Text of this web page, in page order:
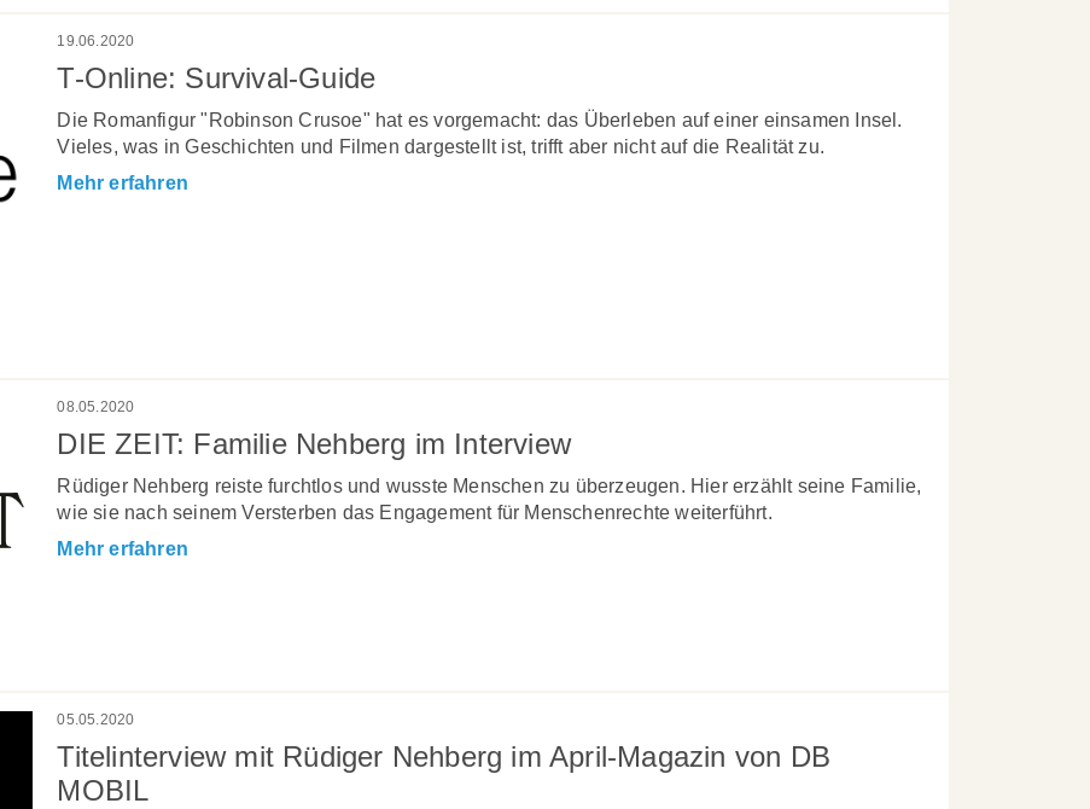
19.06.2020
T-Online: Survival-Guide
Die Romanfigur "Robinson Crusoe" hat es vorgemacht: das Überleben auf einer einsamen Insel.
Vieles, was in Geschichten und Filmen dargestellt ist, trifft aber nicht auf die Realität zu.
Mehr erfahren
08.05.2020
DIE ZEIT: Familie Nehberg im Interview
Rüdiger Nehberg reiste furchtlos und wusste Menschen zu überzeugen. Hier erzählt seine Familie,
wie sie nach seinem Versterben das Engagement für Menschenrechte weiterführt.
Mehr erfahren
05.05.2020
Titelinterview mit Rüdiger Nehberg im April-Magazin von DB
MOBIL